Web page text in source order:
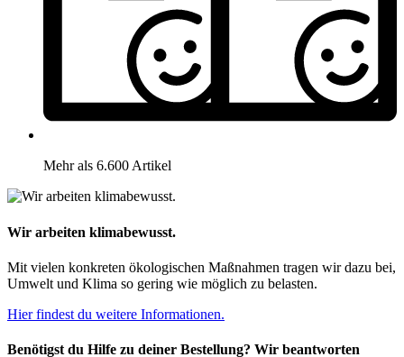
Mehr als 6.600 Artikel
Wir arbeiten klimabewusst.
Mit vielen konkreten ökologischen Maßnahmen tragen wir dazu bei,
Umwelt und Klima so gering wie möglich zu belasten.
Hier findest du weitere Informationen.
Benötigst du Hilfe zu deiner Bestellung? Wir beantworten